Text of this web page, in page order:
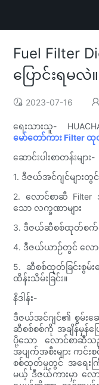
Fuel Filter
ပြောင်းရမလဲ။
2023-07-16
ရေးသားသူ-
မော်တော်ကား Filter
ဆောင်းပါးစာတန်းများ-
1. ဒီဇယ်အင်ဂျင်များ
2. လောင်စာဆီ
သော လက္ခဏာများ
3. ဒီဇယ်ဆီစစ်ထုတ်စက်
4. ဒီဇယ်ယာဉ်တွင် လေ
5. ဆီစစ်ထုတ်ခြင်းစွမ်
ထိန်းသိမ်းခြင်း။
နိဒါန်း-
ဒီဇယ်အင်ဂျင်၏ စွမ်း
ဆီစစ်စစ်ကို အချိန်မှန်ပြ
ပို့သော လောင်စာဆီသည်
အပျက်အစီးများ ကင်း
စစ်ထုတ်မှုတွင် အရေးကြီ
မယ့် ဒီဇယ်ကားမှာ လေ